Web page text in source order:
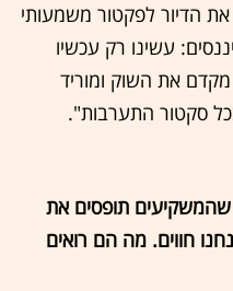
הדיור לפקטור משמעותי
עשינו רק עכשיו
את השוק ומוריד
סקטור התערבות".
שהמשקיעים תופסים את
חווים. מה הם רואים